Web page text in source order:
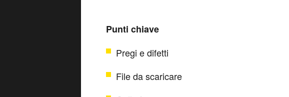
Punti chiave
Pregi e difetti
File da scaricare